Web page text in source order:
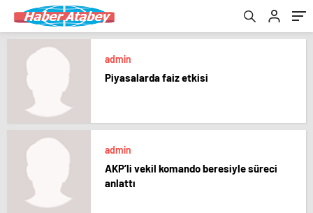
admin
Piyasalarda faiz etkisi
admin
AKP’li vekil komando beresiyle süreci
anlattı